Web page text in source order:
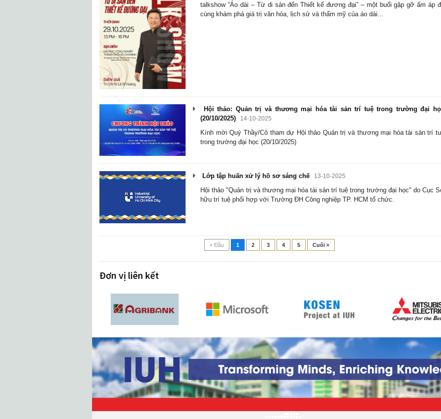
talkshow “Áo dài – Từ di sản đến Thiết kế đương đại” – một buổi gặp gỡ ấm áp
cùng khám phá giá trị văn hóa, lịch sử và thẩm mỹ của áo dài...
Hội thảo: Quản trị và thương mại hóa tài sản trí tuệ trong trường đại
(20/10/2025)
14-10-2025
Kính mời Quý Thầy/Cô tham dự Hội thảo Quản trị và thương mại hóa tài sản trí
trong trường đại học (20/10/2025)
Lớp tập huấn xử lý hồ sơ sáng chế 13-10-2025
Hội thảo "Quản trị và thương mại hóa tài sản trí tuệ trong trường đại học" do Cục
hữu trí tuệ phối hợp với Trường ĐH Công nghiệp TP. HCM tổ chức.
« Đầu 1 2 3 4 5 Cuối »
Đơn vị liên kết